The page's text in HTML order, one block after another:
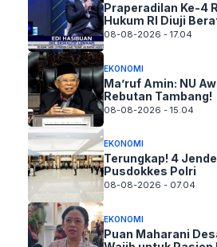
Praperadilan Ke-4
Hukum RI Diuji
08-08-2026 - 17.04
EKONOMI
Ma’ruf Amin: NU
Rebutan Tambang!
08-08-2026 - 15.04
EKONOMI
Terungkap! 4
Pusdokkes Polri
08-08-2026 - 07.04
EKONOMI
Puan Maharani